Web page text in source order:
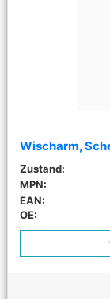
Wischarm,
Zustand:
MPN:
EAN:
OE: